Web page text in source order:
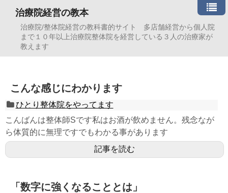
治療院経営の教本
治療院/整体院経営の教科書的サイト 多店舗経営から個人院
まで１０年以上治療院整体院を経営している３人の治療家が
教えます
こんな感じにわかります
ひとり整体院をやってます
こんばんは整体師Sです私はお酒が飲めません。残念なが
ら体質的に無理ですでもわかる事があります
記事を読む
「数字に強くなることとは」